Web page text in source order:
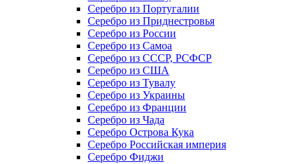
Серебро из Португалии
Серебро из Приднестровья
Серебро из России
Серебро из Самоа
Серебро из СССР, РСФСР
Серебро из США
Серебро из Тувалу
Серебро из Украины
Серебро из Франции
Серебро из Чада
Серебро Острова Кука
Серебро Российская империя
Серебро Фиджи